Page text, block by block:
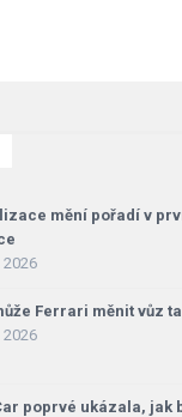
mění pořadí v
2026
Ferrari měnit vůz
2026
poprvé ukázala, jak